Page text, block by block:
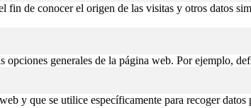
de conocer el origen de las visitas y otros datos
opciones generales de la página web. Por ejemplo,
y que se utilice específicamente para recoger